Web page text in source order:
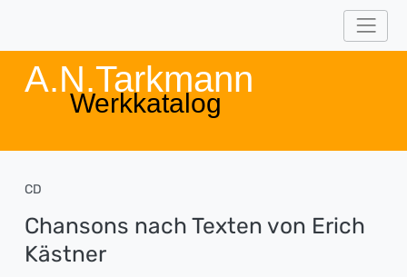
A.N.Tarkmann
Werkkatalog
CD
Chansons nach Texten von Erich
Kästner